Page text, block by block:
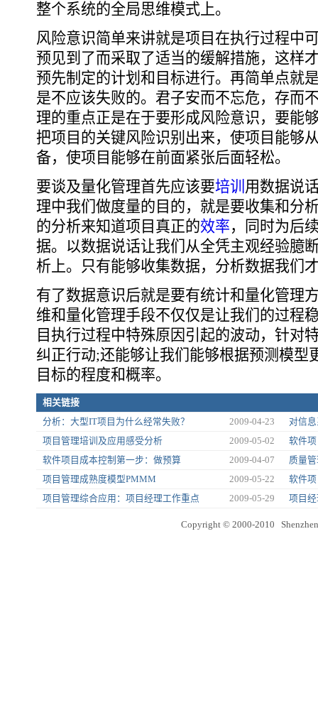
整个系统的全局思维模式上。
风险意识简单来讲就是项目在执行过程中
预见到了而采取了适当的缓解措施，这样
预先制定的计划和目标进行。再简单点就
是不应该失败的。君子安而不忘危，存而
理的重点正是在于要形成风险意识，要能
把项目的关键风险识别出来，使项目能够
备，使项目能够在前面紧张后面轻松。
要谈及量化管理首先应该要培训 用数据说
理中我们做度量的目的，就是要收集和分
的分析来知道项目真正的效率，同时为后
据。以数据说话让我们从全凭主观经验臆
析上。只有能够收集数据，分析数据我们
有了数据意识后就是要有统计和量化管理
维和量化管理手段不仅仅是让我们的过程
目执行过程中特殊原因引起的波动，针对
纠正行动;还能够让我们能够根据预测模型
目标的程度和概率。
相关链接
分析：大型IT项目为什么经常失败？
2009-04-23
对信
项目管理培训及应用感受分析
2009-05-02
软件
软件项目成本控制第一步：做预算
2009-04-07
质量
项目管理成熟度模型PMMM
2009-05-22
软件
项目管理综合应用：项目经理工作重点
2009-05-29 项目
Copyright © 2000-2010